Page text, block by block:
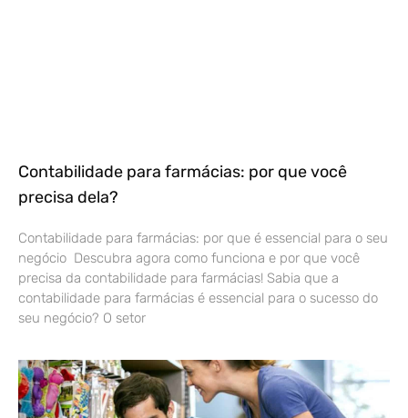
Contabilidade para farmácias: por que você
precisa dela?
Contabilidade para farmácias: por que é essencial para o seu
negócio Descubra agora como funciona e por que você
precisa da contabilidade para farmácias! Sabia que a
contabilidade para farmácias é essencial para o sucesso do
seu negócio? O setor